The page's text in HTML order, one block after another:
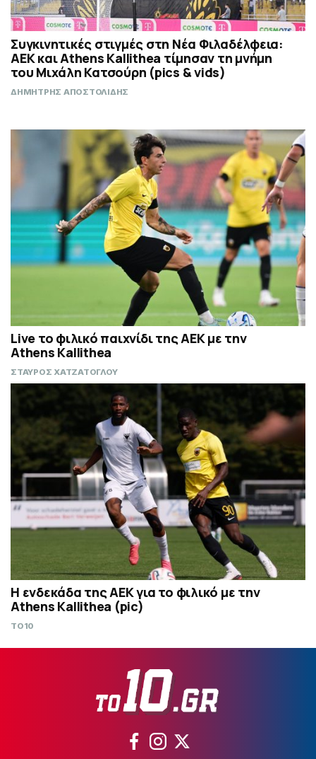
Συγκινητικές στιγμές στη Νέα Φιλαδέλφεια:
ΑΕΚ και Athens Kallithea τίμησαν τη μνήμη
του Μιχάλη Κατσούρη (pics & vids)
ΔΗΜΗΤΡΗΣ ΑΠΟΣΤΟΛΙΔΗΣ
Live το φιλικό παιχνίδι της ΑΕΚ με την
Athens Kallithea
ΣΤΑΥΡΟΣ ΧΑΤΖΑΤΟΓΛΟΥ
Η ενδεκάδα της ΑΕΚ για το φιλικό με την
Athens Kallithea (pic)
TO10